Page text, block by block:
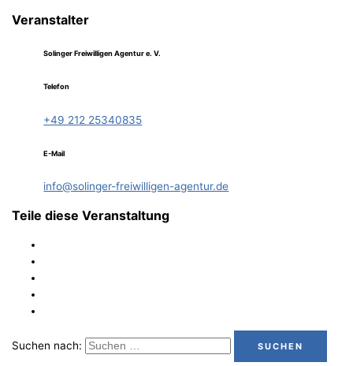
Veranstalter
Solinger Freiwilligen Agentur e. V.
Telefon
+49 212 25340835
E-Mail
info@solinger-freiwilligen-agentur.de
Teile diese Veranstaltung
Suchen nach: